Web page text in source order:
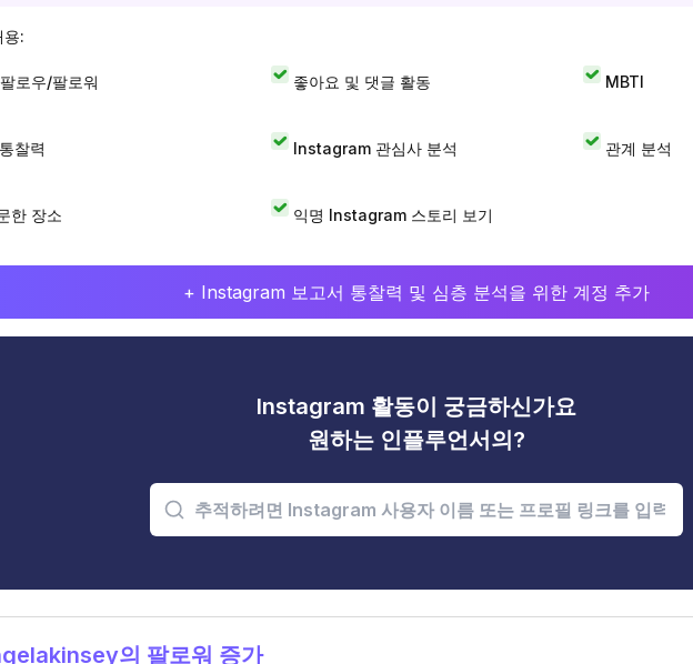
용:
로우/팔로워 좋아요 및 댓글 활동 MBTI
찰력 Instagram 관심사 분석 관계 분석
한 장소 익명 Instagram 스토리 보기
+ Instagram 보고서 통찰력 및 심층 분석을 위한 계정 추가
Instagram 활동이 궁금하신가요
원하는 인플루언서의?
의 팔로워 증가